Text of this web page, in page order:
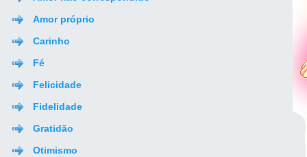
Amor próprio
Carinho
Fé
Felicidade
Fidelidade
Gratidão
Otimismo